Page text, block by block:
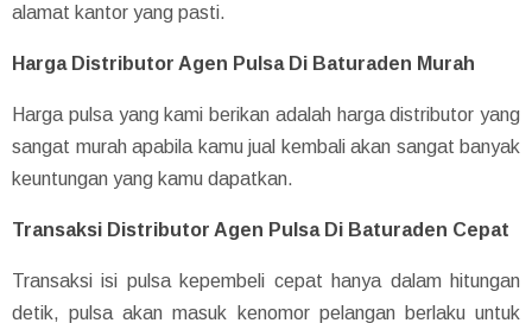
alamat kantor yang pasti.
Harga Distributor Agen Pulsa Di Baturaden Murah
Harga pulsa yang kami berikan adalah harga distributor yang
sangat murah apabila kamu jual kembali akan sangat banyak
keuntungan yang kamu dapatkan.
Transaksi Distributor Agen Pulsa Di Baturaden Cepat
Transaksi isi pulsa kepembeli cepat hanya dalam hitungan
detik, pulsa akan masuk kenomor pelangan berlaku untuk